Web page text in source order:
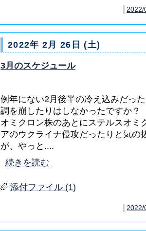
2022/
2022年 2月 26日 (土)
3月のスケジュール
例年にない2月後半の冷え込みだっ
調を崩したりはしなかったですか？
オミクロン株のあとにステルスオミ
アのウクライナ侵攻だったりと気の
が、やっと....
続きを読む
添付ファイル (1)
2022/